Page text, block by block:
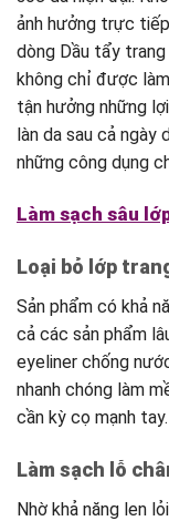
ảnh hưởng trực
dòng Dầu tẩy
không chỉ được
tận hưởng những
làn da sau cả ngày
những công dụng
Làm sạch sâu
Loại bỏ lớp
Sản phẩm có khả
cả các sản phẩm
eyeliner chống
nhanh chóng làm
cần kỳ cọ mạnh tay.
Làm sạch lỗ
Nhờ khả năng len